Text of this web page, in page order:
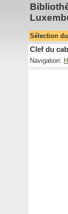
Sélection
Clef du
Navigation: